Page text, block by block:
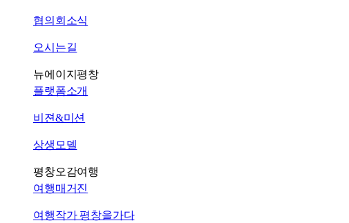
협의회소식
오시는길
뉴에이지평창
플랫폼소개
비젼&미션
상생모델
평창오감여행
여행매거진
여행작가 평창을가다